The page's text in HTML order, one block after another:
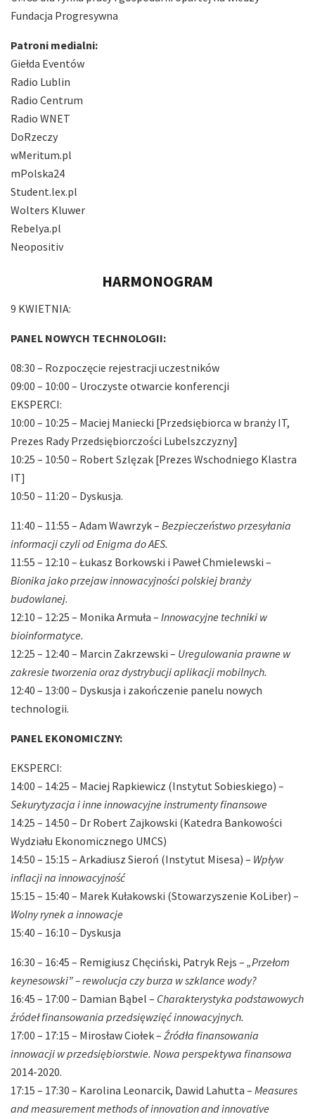
Fundacja Progresywna
Patroni medialni:
Giełda Eventów
Radio Lublin
Radio Centrum
Radio WNET
DoRzeczy
wMeritum.pl
mPolska24
Student.lex.pl
Wolters Kluwer
Rebelya.pl
Neopositiv
HARMONOGRAM
9 KWIETNIA:
PANEL NOWYCH TECHNOLOGII:
08:30 – Rozpoczęcie rejestracji uczestników
09:00 – 10:00 – Uroczyste otwarcie konferencji
EKSPERCI:
10:00 – 10:25 – Maciej Maniecki [Przedsiębiorca w branży IT,
Prezes Rady Przedsiębiorczości Lubelszczyzny]
10:25 – 10:50 – Robert Szlęzak [Prezes Wschodniego Klastra
IT]
10:50 – 11:20 – Dyskusja.
11:40 – 11:55 – Adam Wawrzyk – Bezpieczeństwo przesyłania
informacji czyli od Enigma do AES.
11:55 – 12:10 – Łukasz Borkowski i Paweł Chmielewski –
Bionika jako przejaw innowacyjności polskiej branży
budowlanej.
12:10 – 12:25 – Monika Armuła – Innowacyjne techniki w
bioinformatyce.
12:25 – 12:40 – Marcin Zakrzewski – Uregulowania prawne w
zakresie tworzenia oraz dystrybucji aplikacji mobilnych.
12:40 – 13:00 – Dyskusja i zakończenie panelu nowych
technologii.
PANEL EKONOMICZNY:
EKSPERCI:
14:00 – 14:25 – Maciej Rapkiewicz (Instytut Sobieskiego) –
Sekurytyzacja i inne innowacyjne instrumenty finansowe
14:25 – 14:50 – Dr Robert Zajkowski (Katedra Bankowości
Wydziału Ekonomicznego UMCS)
14:50 – 15:15 – Arkadiusz Sieroń (Instytut Misesa) – Wpływ
inflacji na innowacyjność
15:15 – 15:40 – Marek Kułakowski (Stowarzyszenie KoLiber) –
Wolny rynek a innowacje
15:40 – 16:10 – Dyskusja
16:30 – 16:45 – Remigiusz Chęciński, Patryk Rejs – „Przełom
keynesowski” – rewolucja czy burza w szklance wody?
16:45 – 17:00 – Damian Bąbel – Charakterystyka podstawowych
źródeł finansowania przedsięwzięć innowacyjnych.
17:00 – 17:15 – Mirosław Ciołek – Źródła finansowania
innowacji w przedsiębiorstwie. Nowa perspektywa finansowa
2014-2020.
17:15 – 17:30 – Karolina Leonarcik, Dawid Lahutta – Measures
and measurement methods of innovation and innovative